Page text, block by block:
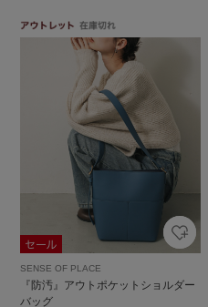
SENSE OF PLACE
『防汚』アウトポケットショルダー
バッグ